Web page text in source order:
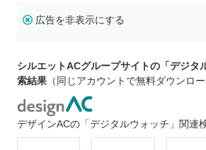
広告を非表示にする
シルエットACグループサイトの「デジタ
索結果 （同じアカウントで無料ダウンロー
デザインACの「デジタルウォッチ」関連